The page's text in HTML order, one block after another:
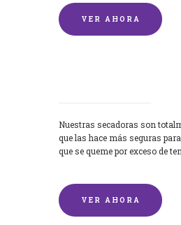
VER AHORA
Nuestras secadoras son
que las hace más seguras
que se queme por exceso de
VER AHORA